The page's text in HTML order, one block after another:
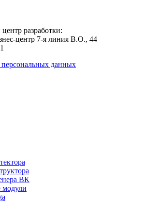
разработки:
центр 7-я линия В.О., 44
данных
ВК